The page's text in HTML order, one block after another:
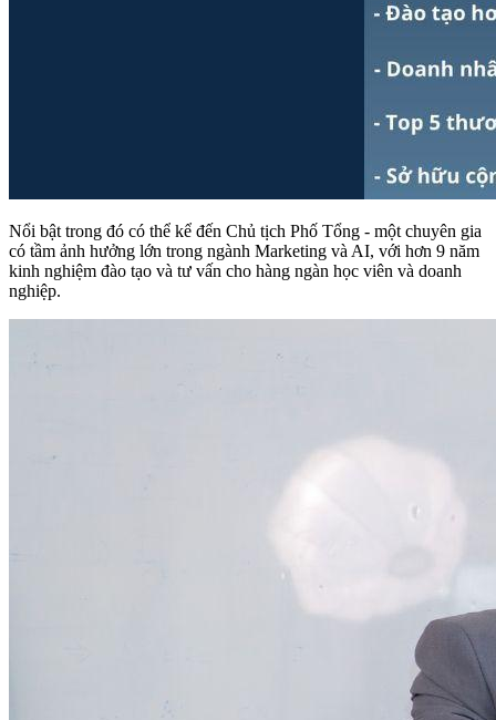
Nổi bật trong đó có thể kể đến Chủ tịch Phố Tổng - một chuyên gia
có tầm ảnh hưởng lớn trong ngành Marketing và AI, với hơn 9 năm
kinh nghiệm đào tạo và tư vấn cho hàng ngàn học viên và doanh
nghiệp.